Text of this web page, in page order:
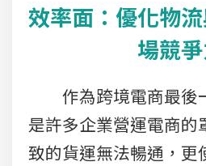
效率面：優化物
場競
作為跨境電商最後
是許多企業營運電商的
致的貨運無法暢通，更